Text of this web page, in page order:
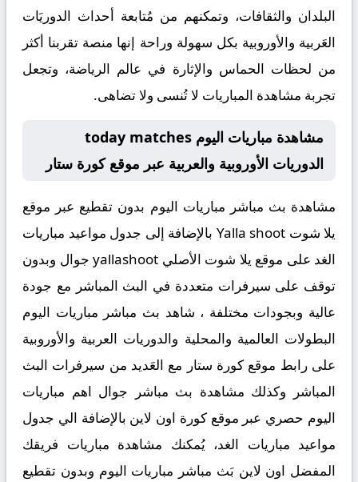
البلدان والثقافات، وتمكنهم من مُتابعة أحداث الدوريَات
العَربية والأوروبية بكل سهولة وراحة إنها منصة تقربنا أكثر
من لحظات الحماس والإثارة في عالم الرياضة، وتجعل
تجربة مشاهدة المباريات لا تُنسى ولا تضاهى.
مشاهدة مباريات اليوم today matches
الدوريات الأوروبية والعربية عبر موقع كورة ستار
مشاهدة بث مباشر مباريات اليوم بدون تقطيع عبر موقع
يلا شوت Yalla shoot بالإضافة إلى جدول مواعيد مباريات
الغد على موقع يلا شوت الأصلي yallashoot جوال وبدون
توقف على سيرفرات متعددة في البث المباشر مع جودة
عالية وبجودات مختلفة ، شاهد بث مباشر مباريات اليوم
البطولات العالمية والمحلية والدوريات العربية والأوروبية
على رابط موقع كورة ستار مع العَديد من سيرفرات البث
المباشر وكذلك مشاهدة بث مباشر جوال اهم مباريات
اليوم حصري عبر موقع كورة اون لاين بالإضافة الي جدول
مواعيد مباريات الغد، يُمكنك مشاهدة مباريات فريقك
المفضل اون لاين بَث مباشر مباريات اليوم وبدون تقطيع